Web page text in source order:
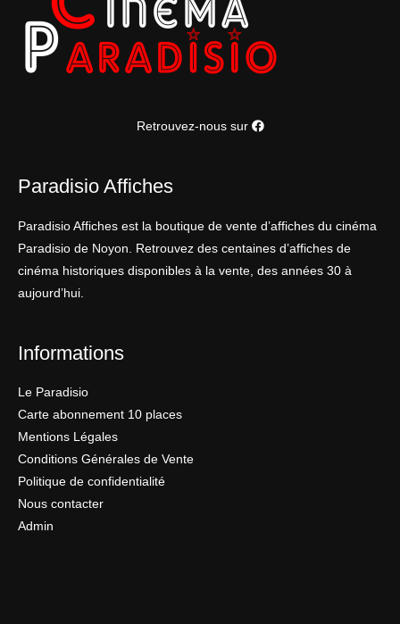
Retrouvez-nous sur
Paradisio Affiches
Paradisio Affiches est la boutique de vente d’affiches du cinéma
Paradisio de Noyon. Retrouvez des centaines d’affiches de
cinéma historiques disponibles à la vente, des années 30 à
aujourd’hui.
Informations
Le Paradisio
Carte abonnement 10 places
Mentions Légales
Conditions Générales de Vente
Politique de confidentialité
Nous contacter
Admin